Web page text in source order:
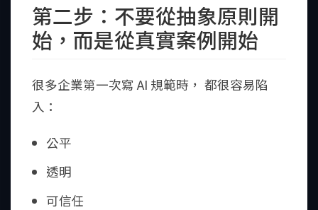
第二步：不要從抽象原則開
始，而是從真實案例開始
很多企業第一次寫 AI 規範時， 都很容易陷
入：
公平
透明
可信任